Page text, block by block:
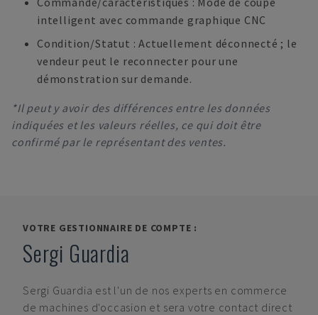
intelligent avec commande graphique CNC
Condition/Statut : Actuellement déconnecté ; le
vendeur peut le reconnecter pour une
démonstration sur demande.
*Il peut y avoir des différences entre les données
indiquées et les valeurs réelles, ce qui doit être
confirmé par le représentant des ventes.
VOTRE GESTIONNAIRE DE COMPTE :
Sergi Guardia
Sergi Guardia est l'un de nos experts en commerce
de machines d'occasion et sera votre contact direct